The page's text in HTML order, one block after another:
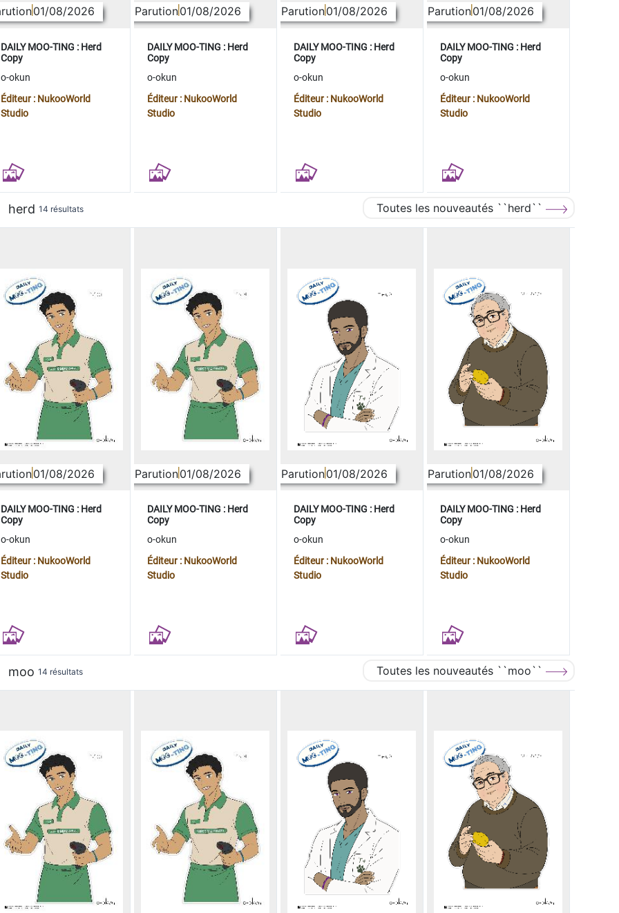
01/08/2026
DAILY MOO-TING : Herd
Copy
o-okun
Éditeur : NukooWorld
Studio
Parution01/08/2026
DAILY MOO-TING : Herd
Copy
o-okun
Éditeur : NukooWorld
Studio
Parution01/08/2026
DAILY MOO-TING : Herd
Copy
o-okun
Éditeur : NukooWorld
Studio
Parution01/08/2026
DAILY MOO-TING : Herd
Copy
o-okun
Éditeur : NukooWorld
Studio
herd 14 résultats Toutes les nouveautés ``herd``
01/08/2026
DAILY MOO-TING : Herd
Copy
o-okun
Éditeur : NukooWorld
Studio
Parution01/08/2026
DAILY MOO-TING : Herd
Copy
o-okun
Éditeur : NukooWorld
Studio
Parution01/08/2026
DAILY MOO-TING : Herd
Copy
o-okun
Éditeur : NukooWorld
Studio
Parution01/08/2026
DAILY MOO-TING : Herd
Copy
o-okun
Éditeur : NukooWorld
Studio
moo 14 résultats Toutes les nouveautés ``moo``